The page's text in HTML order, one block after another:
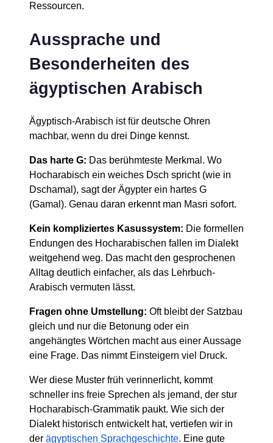
Ressourcen.
Aussprache und
Besonderheiten des
ägyptischen Arabisch
Ägyptisch-Arabisch ist für deutsche Ohren
machbar, wenn du drei Dinge kennst.
Das harte G: Das berühmteste Merkmal. Wo
Hocharabisch ein weiches Dsch spricht (wie in
Dschamal), sagt der Ägypter ein hartes G
(Gamal). Genau daran erkennt man Masri sofort.
Kein kompliziertes Kasussystem: Die formellen
Endungen des Hocharabischen fallen im Dialekt
weitgehend weg. Das macht den gesprochenen
Alltag deutlich einfacher, als das Lehrbuch-
Arabisch vermuten lässt.
Fragen ohne Umstellung: Oft bleibt der Satzbau
gleich und nur die Betonung oder ein
angehängtes Wörtchen macht aus einer Aussage
eine Frage. Das nimmt Einsteigern viel Druck.
Wer diese Muster früh verinnerlicht, kommt
schneller ins freie Sprechen als jemand, der stur
Hocharabisch-Grammatik paukt. Wie sich der
Dialekt historisch entwickelt hat, vertiefen wir in
der ägyptischen Sprachgeschichte. Eine gute